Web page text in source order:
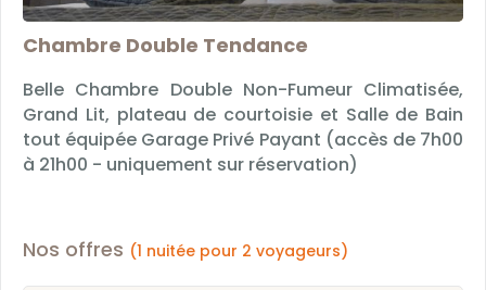
Chambre Double Tendance
Belle Chambre Double Non-Fumeur Climatisée,
Grand Lit, plateau de courtoisie et Salle de Bain
tout équipée Garage Privé Payant (accès de 7h00
à 21h00 - uniquement sur réservation)
Nos offres (1 nuitée pour 2 voyageurs)